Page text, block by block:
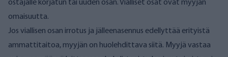
ostajalle korjatun tai uuden osan. Vialliset osat ovat myyjän
omaisuutta.
Jos viallisen osan irrotus ja jälleenasennus edellyttää erityistä
ammattitaitoa, myyjän on huolehdittava siitä. Myyjä vastaa